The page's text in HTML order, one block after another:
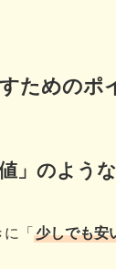
ためのポ
」のよう
「 少しでも安